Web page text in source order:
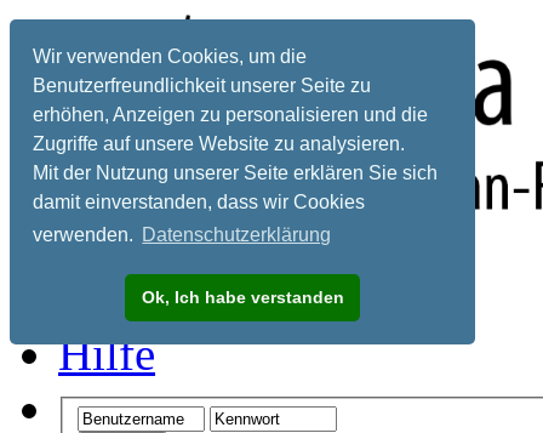
Wir verwenden Cookies, um die
Benutzerfreundlichkeit unserer Seite zu
erhöhen, Anzeigen zu personalisieren und die
Zugriffe auf unsere Website zu analysieren.
Mit der Nutzung unserer Seite erklären Sie sich
damit einverstanden, dass wir Cookies
verwenden. Datenschutzerklärung
Ok, Ich habe verstanden
Registrieren
Hilfe